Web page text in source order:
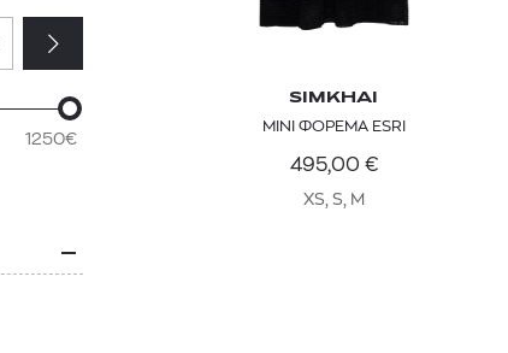
1250€
SIMKHAI
MINI ΦΟΡΕΜΑ ESRI
495,00 €
XS, S, M